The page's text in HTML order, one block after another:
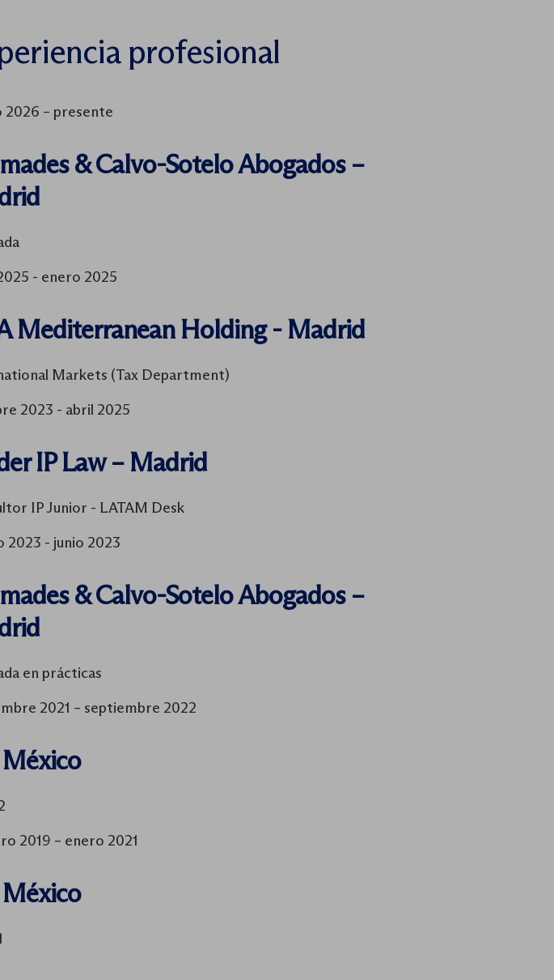
profesional
2026 – presente
& Calvo-Sotelo Abogados –
- enero 2025
Mediterranean Holding - Madrid
Markets (Tax Department)
2023 - abril 2025
IP Law – Madrid
IP Junior - LATAM Desk
2023 - junio 2023
& Calvo-Sotelo Abogados –
en prácticas
2021 – septiembre 2022
México
2019 – enero 2021
México